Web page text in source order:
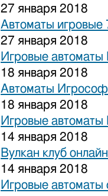
27 января 2018
Автоматы игровые
27 января 2018
Игровые автоматы
18 января 2018
Автоматы
18 января 2018
Игровые автоматы
14 января 2018
Вулкан клуб онлайн
14 января 2018
Игровые